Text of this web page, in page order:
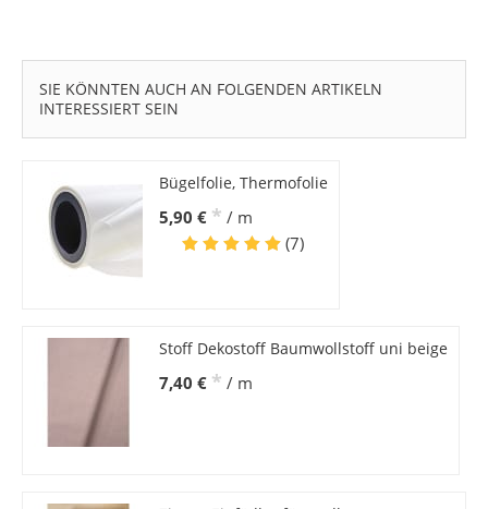
SIE KÖNNTEN AUCH AN FOLGENDEN ARTIKELN
INTERESSIERT SEIN
Bügelfolie, Thermofolie
5,90 € * / m
(7)
Stoff Dekostoff Baumwollstoff uni beige
7,40 € * / m